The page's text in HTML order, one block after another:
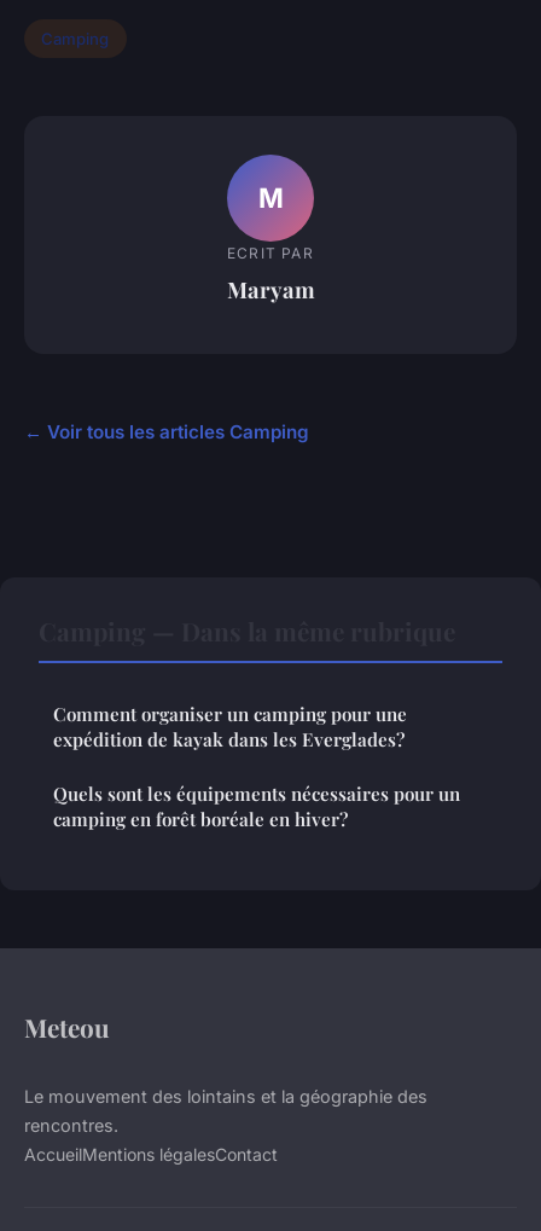
Camping
M
ECRIT PAR
Maryam
← Voir tous les articles Camping
Comment organiser un camping pour une
expédition de kayak dans les Everglades?
Quels sont les équipements nécessaires pour un
camping en forêt boréale en hiver?
Meteou
Le mouvement des lointains et la géographie des
rencontres.
AccueilMentions légalesContact